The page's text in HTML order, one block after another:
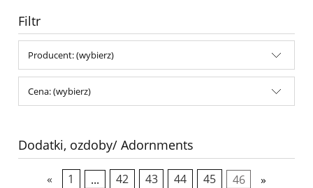
Filtr
Producent: (wybierz)
Cena: (wybierz)
Dodatki, ozdoby/ Adornments
« 1 ... 42 43 44 45 46 »